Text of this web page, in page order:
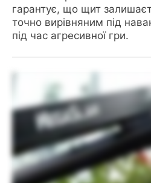
гарантує, що щит
точно вирівняним під
під час агресивної гри.